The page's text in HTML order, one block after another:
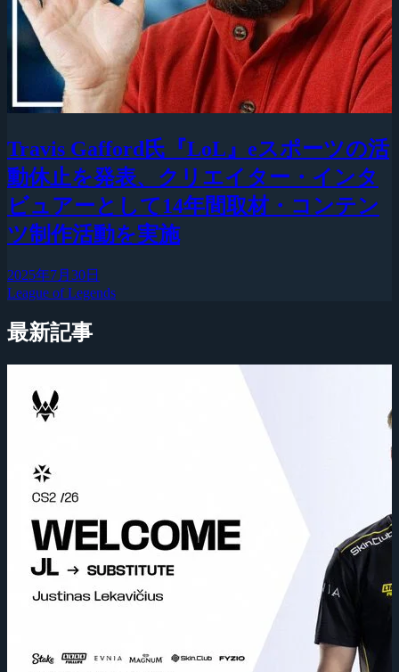
Travis Gafford氏『LoL』eスポーツの活
動休止を発表、クリエイター・インタ
ビュアーとして14年間取材・コンテン
ツ制作活動を実施
2025年7月30日
League of Legends
最新記事